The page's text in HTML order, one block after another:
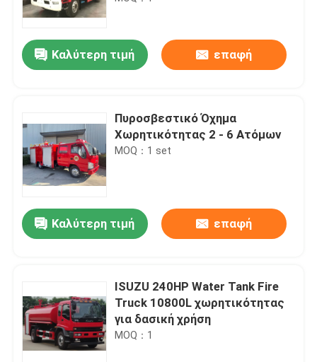
Προϊόντα
Καλύτερη τιμή επαφή
Πυροσβεστικό Όχημα
Χωρητικότητας 2 - 6 Ατόμων
MOQ：1 set
Καλύτερη τιμή επαφή
ISUZU 240HP Water Tank Fire
Truck 10800L χωρητικότητας
για δασική χρήση
MOQ：1